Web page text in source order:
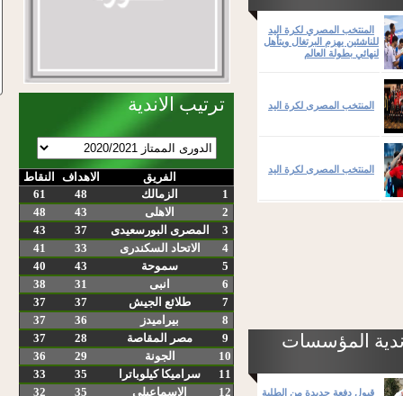
ترتيب الاندية
الفريق الاهداف
النقاط
1
الزمالك 48
61
2
الاهلى 43
48
3
المصرى البورسعيدى 37
43
4
الاتحاد السكندرى 33
41
5
سموحة 43
40
6
انبى 31
38
7
طلائع الجيش 37
37
8
بيراميدز 36
37
9
مصر المقاصة 28
37
10
الجونة 29
36
11
سراميكا كيلوباترا 35
33
12
الاسماعيلى 35
32
المنتخب المصري لكرة اليد
للناشئين يهزم البرتغال ويتأهل
لنهائي بطولة العالم
المنتخب المصرى لكرة اليد
المنتخب المصرى لكرة اليد
المؤسسات
قبول دفعة جديدة من الطلبة